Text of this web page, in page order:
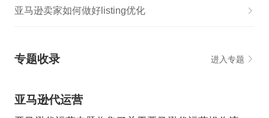
亚马逊卖家如何做好listing优化
专题收录 进入专题
亚马逊代运营